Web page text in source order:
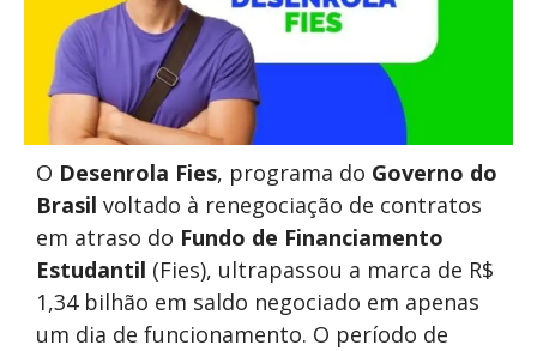
O Desenrola Fies, programa do Governo do
Brasil voltado à renegociação de contratos
em atraso do Fundo de Financiamento
Estudantil (Fies), ultrapassou a marca de R$
1,34 bilhão em saldo negociado em apenas
um dia de funcionamento. O período de